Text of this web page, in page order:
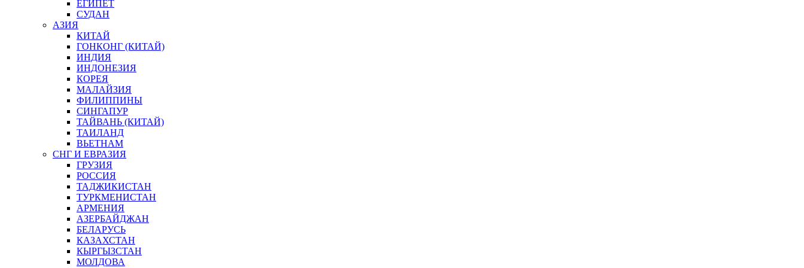
ЕГИПЕТ
СУДАН
АЗИЯ
КИТАЙ
ГОНКОНГ (КИТАЙ)
ИНДИЯ
ИНДОНЕЗИЯ
КОРЕЯ
МАЛАЙЗИЯ
ФИЛИППИНЫ
СИНГАПУР
ТАЙВАНЬ (КИТАЙ)
ТАИЛАНД
ВЬЕТНАМ
СНГ И ЕВРАЗИЯ
ГРУЗИЯ
РОССИЯ
ТАДЖИКИСТАН
ТУРКМЕНИСТАН
АРМЕНИЯ
АЗЕРБАЙДЖАН
БЕЛАРУСЬ
КАЗАХСТАН
КЫРГЫЗСТАН
МОЛДОВА